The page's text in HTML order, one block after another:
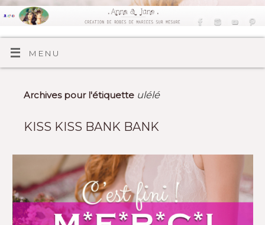
MENU
Archives pour l'étiquette ulélé
KISS KISS BANK BANK